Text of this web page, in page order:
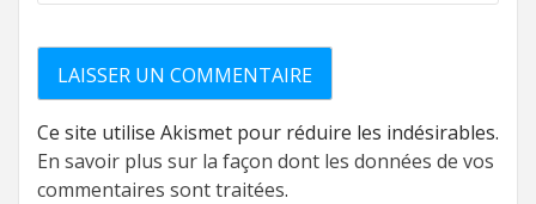
Ce site utilise Akismet pour réduire les indésirables.
En savoir plus sur la façon dont les données de vos
commentaires sont traitées.